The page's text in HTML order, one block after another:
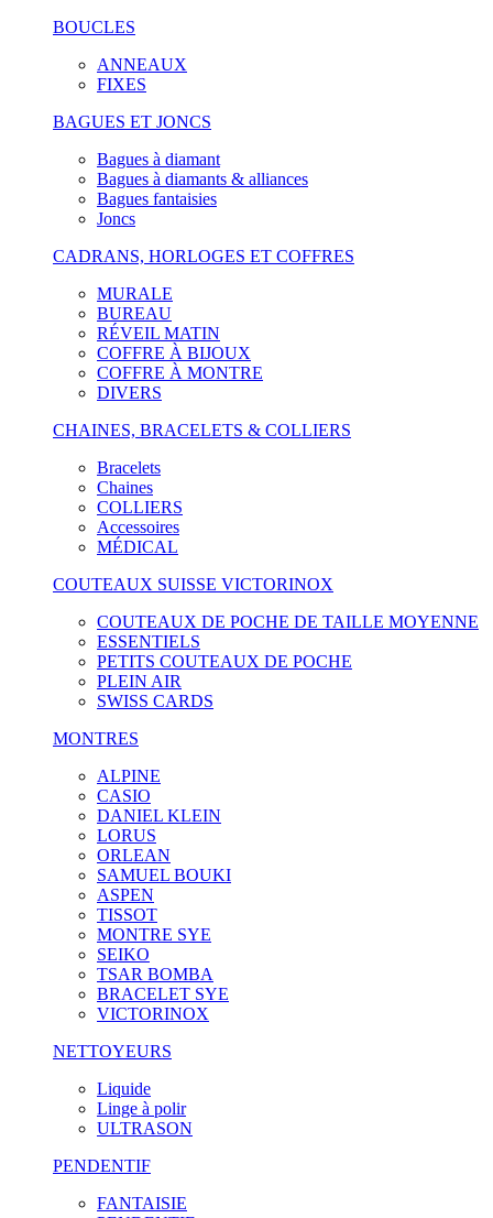
BOUCLES
ANNEAUX
FIXES
BAGUES ET JONCS
Bagues à diamant
Bagues à diamants & alliances
Bagues fantaisies
Joncs
CADRANS, HORLOGES ET COFFRES
MURALE
BUREAU
RÉVEIL MATIN
COFFRE À BIJOUX
COFFRE À MONTRE
DIVERS
CHAINES, BRACELETS & COLLIERS
Bracelets
Chaines
COLLIERS
Accessoires
MÉDICAL
COUTEAUX SUISSE VICTORINOX
COUTEAUX DE POCHE DE TAILLE MOYENNE
ESSENTIELS
PETITS COUTEAUX DE POCHE
PLEIN AIR
SWISS CARDS
MONTRES
ALPINE
CASIO
DANIEL KLEIN
LORUS
ORLEAN
SAMUEL BOUKI
ASPEN
TISSOT
MONTRE SYE
SEIKO
TSAR BOMBA
BRACELET SYE
VICTORINOX
NETTOYEURS
Liquide
Linge à polir
ULTRASON
PENDENTIF
FANTAISIE